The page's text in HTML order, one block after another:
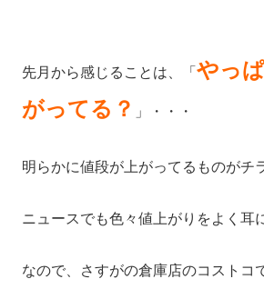
先月から感じることは、「 やっ
がってる？
」・・・
明らかに値段が上がってるものがチ
ニュースでも色々値上がりをよく耳
なので、さすがの倉庫店のコストコ